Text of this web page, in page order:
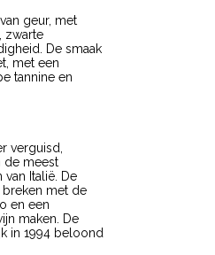
geur, met
zwarte
De smaak
met een
tannine en
verguisd,
de meest
Italië. De
met de
en een
maken. De
in 1994 beloond